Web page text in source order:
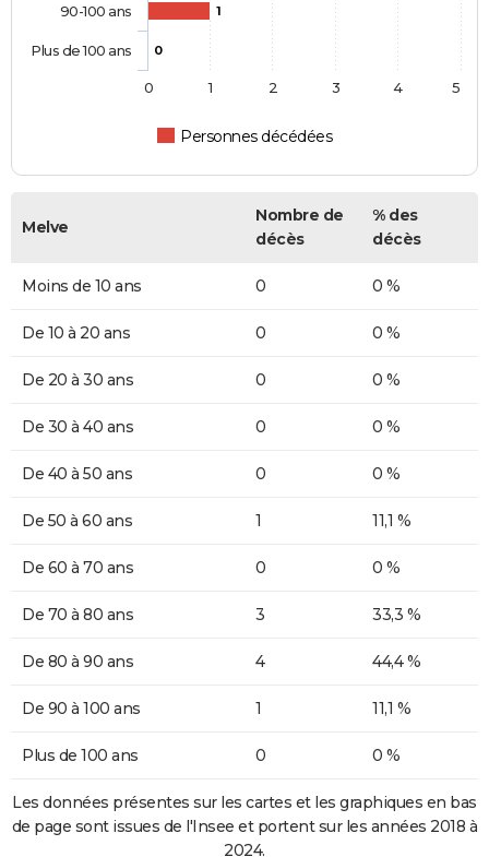
1
0
Personnes décédées
90-100 ans
Plus de 100 ans
0 1 2 3 4 5
Melve
Nombre de
décès
% des
décès
Moins de 10 ans 0 0 %
De 10 à 20 ans 0 0 %
De 20 à 30 ans 0 0 %
De 30 à 40 ans 0 0 %
De 40 à 50 ans 0 0 %
De 50 à 60 ans 1 11,1 %
De 60 à 70 ans 0 0 %
De 70 à 80 ans 3 33,3 %
De 80 à 90 ans 4 44,4 %
De 90 à 100 ans 1 11,1 %
Plus de 100 ans 0 0 %
Les données présentes sur les cartes et les graphiques en bas
de page sont issues de l'Insee et portent sur les années 2018 à
2024.